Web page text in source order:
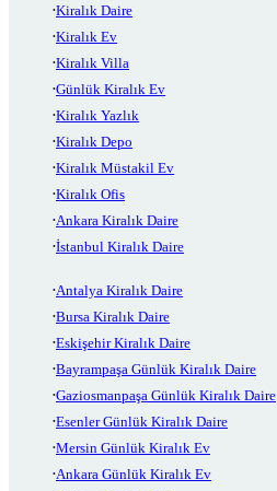
Kiralık Daire
Kiralık Ev
Kiralık Villa
Günlük Kiralık Ev
Kiralık Yazlık
Kiralık Depo
Kiralık Müstakil Ev
Kiralık Ofis
Ankara Kiralık Daire
İstanbul Kiralık Daire
Antalya Kiralık Daire
Bursa Kiralık Daire
Eskişehir Kiralık Daire
Bayrampaşa Günlük Kiralık Daire
Gaziosmanpaşa Günlük Kiralık Daire
Esenler Günlük Kiralık Daire
Mersin Günlük Kiralık Ev
Ankara Günlük Kiralık Ev